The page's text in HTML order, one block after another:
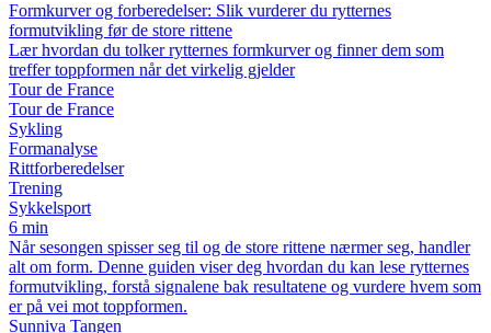
Formkurver og forberedelser: Slik vurderer du rytternes
formutvikling før de store rittene
Lær hvordan du tolker rytternes formkurver og finner dem som
treffer toppformen når det virkelig gjelder
Tour de France
Tour de France
Sykling
Formanalyse
Rittforberedelser
Trening
Sykkelsport
6 min
Når sesongen spisser seg til og de store rittene nærmer seg, handler
alt om form. Denne guiden viser deg hvordan du kan lese rytternes
formutvikling, forstå signalene bak resultatene og vurdere hvem som
er på vei mot toppformen.
Sunniva Tangen